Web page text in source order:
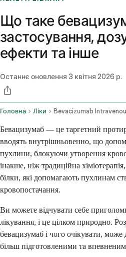
Що таке
застосування,
ефекти та інше
Останнє оновлення 3 квітня 2026 р.
Головна Ліки
Бевацизумаб — це таргетний
вводять внутрішньовенно, що
пухлини, блокуючи утворення
інакше, ніж традиційна
білки, які допомагають пухлинам
кровопостачання.
Ви можете відчувати себе
лікування, і це цілком природно.
бевацизумаб і чого очікувати,
більш підготовленими та